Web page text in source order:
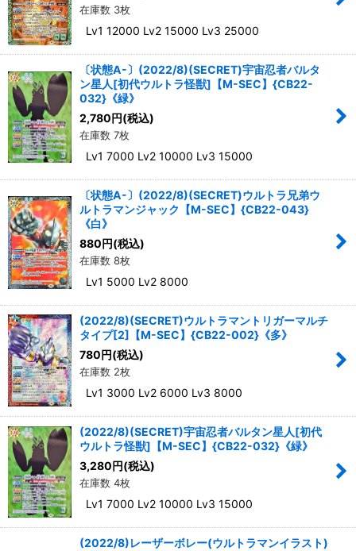
在庫数 3枚
Lv1 12000 Lv2 15000 Lv3 25000
〔状態A-〕(2022/8)(SECRET)宇宙忍者バルタ
ン星人[初代ウルトラ怪獣]【M-SEC】{CB22-
032}《緑》
2,780円(税込)
在庫数 7枚
Lv1 7000 Lv2 10000 Lv3 15000
〔状態A-〕(2022/8)(SECRET)ウルトラ兄弟ウ
ルトラマンジャック【M-SEC】{CB22-043}
《白》
880円(税込)
在庫数 8枚
Lv1 5000 Lv2 8000
(2022/8)(SECRET)ウルトラマントリガーマルチ
タイプ[2]【M-SEC】{CB22-002}《多》
780円(税込)
在庫数 2枚
Lv1 3000 Lv2 6000 Lv3 8000
(2022/8)(SECRET)宇宙忍者バルタン星人[初代
ウルトラ怪獣]【M-SEC】{CB22-032}《緑》
3,280円(税込)
在庫数 4枚
Lv1 7000 Lv2 10000 Lv3 15000
(2022/8)レーザーボレー(ウルトラマンイラスト)